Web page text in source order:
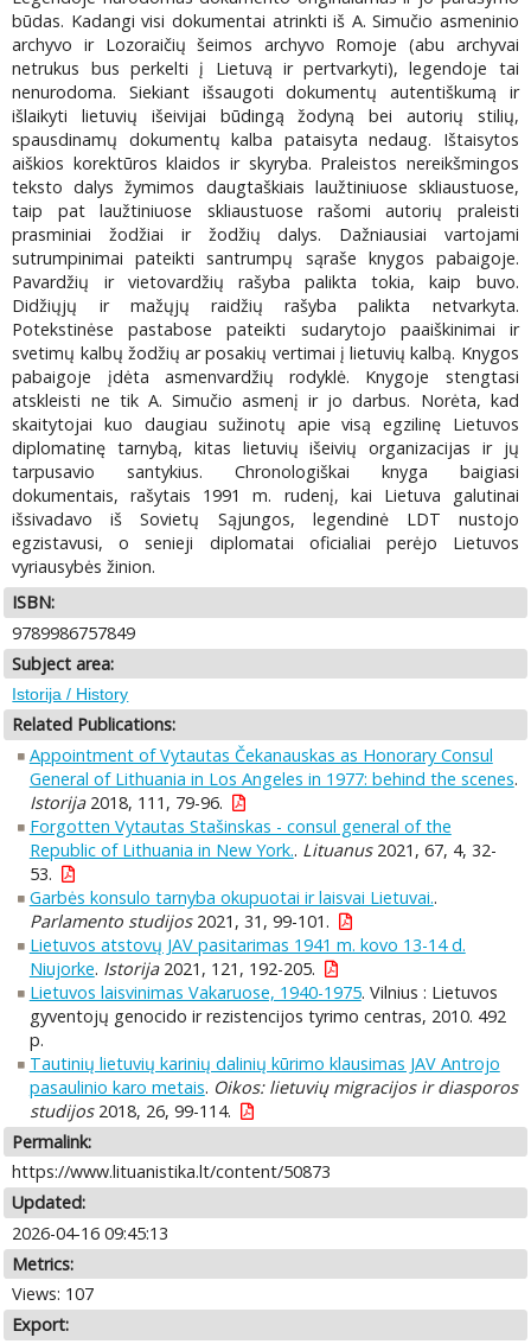
būdas. Kadangi visi dokumentai atrinkti iš A. Simučio asmeninio
archyvo ir Lozoraičių šeimos archyvo Romoje (abu archyvai
netrukus bus perkelti į Lietuvą ir pertvarkyti), legendoje tai
nenurodoma. Siekiant išsaugoti dokumentų autentiškumą ir
išlaikyti lietuvių išeivijai būdingą žodyną bei autorių stilių,
spausdinamų dokumentų kalba pataisyta nedaug. Ištaisytos
aiškios korektūros klaidos ir skyryba. Praleistos nereikšmingos
teksto dalys žymimos daugtaškiais laužtiniuose skliaustuose,
taip pat laužtiniuose skliaustuose rašomi autorių praleisti
prasminiai žodžiai ir žodžių dalys. Dažniausiai vartojami
sutrumpinimai pateikti santrumpų sąraše knygos pabaigoje.
Pavardžių ir vietovardžių rašyba palikta tokia, kaip buvo.
Didžiųjų ir mažųjų raidžių rašyba palikta netvarkyta.
Potekstinėse pastabose pateikti sudarytojo paaiškinimai ir
svetimų kalbų žodžių ar posakių vertimai į lietuvių kalbą. Knygos
pabaigoje įdėta asmenvardžių rodyklė. Knygoje stengtasi
atskleisti ne tik A. Simučio asmenį ir jo darbus. Norėta, kad
skaitytojai kuo daugiau sužinotų apie visą egzilinę Lietuvos
diplomatinę tarnybą, kitas lietuvių išeivių organizacijas ir jų
tarpusavio santykius. Chronologiškai knyga baigiasi
dokumentais, rašytais 1991 m. rudenį, kai Lietuva galutinai
išsivadavo iš Sovietų Sąjungos, legendinė LDT nustojo
egzistavusi, o senieji diplomatai oficialiai perėjo Lietuvos
vyriausybės žinion.
ISBN:
9789986757849
Subject area:
Istorija / History
Related Publications:
Appointment of Vytautas Čekanauskas as Honorary Consul
General of Lithuania in Los Angeles in 1977: behind the scenes.
Istorija2018, 111, 79-96.
Forgotten Vytautas Stašinskas - consul general of the
Republic of Lithuania in New York.. Lituanus2021, 67, 4, 32-
53.
Garbės konsulo tarnyba okupuotai ir laisvai Lietuvai..
Parlamento studijos2021, 31, 99-101.
Lietuvos atstovų JAV pasitarimas 1941 m. kovo 13-14 d.
Niujorke. Istorija2021, 121, 192-205.
Lietuvos laisvinimas Vakaruose, 1940-1975. Vilnius : Lietuvos
gyventojų genocido ir rezistencijos tyrimo centras, 2010. 492
p.
Tautinių lietuvių karinių dalinių kūrimo klausimas JAV Antrojo
pasaulinio karo metais. Oikos: lietuvių migracijos ir diasporos
studijos2018, 26, 99-114.
Permalink:
https://www.lituanistika.lt/content/50873
Updated:
2026-04-16 09:45:13
Metrics:
Views: 107
Export: